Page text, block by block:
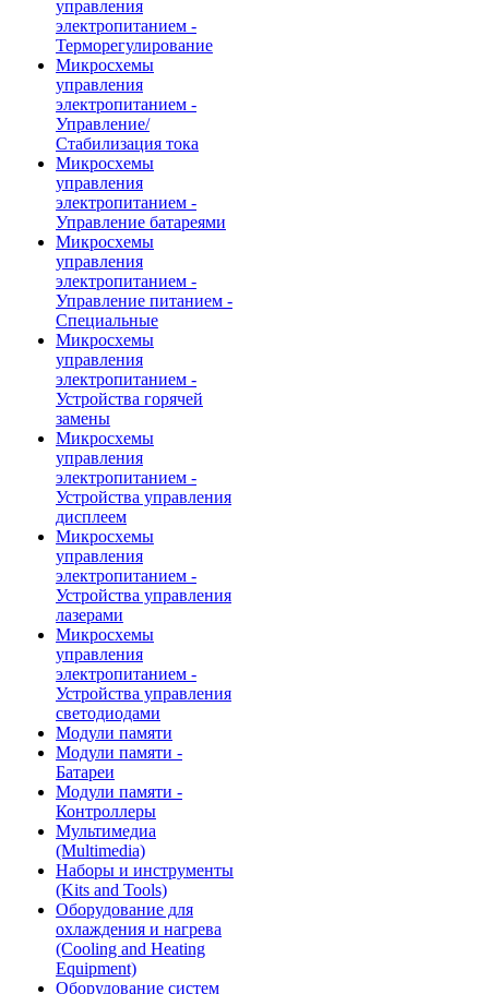
управления
электропитанием -
Терморегулирование
Микросхемы
управления
электропитанием -
Управление/
Стабилизация тока
Микросхемы
управления
электропитанием -
Управление батареями
Микросхемы
управления
электропитанием -
Управление питанием -
Специальные
Микросхемы
управления
электропитанием -
Устройства горячей
замены
Микросхемы
управления
электропитанием -
Устройства управления
дисплеем
Микросхемы
управления
электропитанием -
Устройства управления
лазерами
Микросхемы
управления
электропитанием -
Устройства управления
светодиодами
Модули памяти
Модули памяти -
Батареи
Модули памяти -
Контроллеры
Мультимедиа
(Multimedia)
Наборы и инструменты
(Kits and Tools)
Оборудование для
охлаждения и нагрева
(Cooling and Heating
Equipment)
Оборудование систем